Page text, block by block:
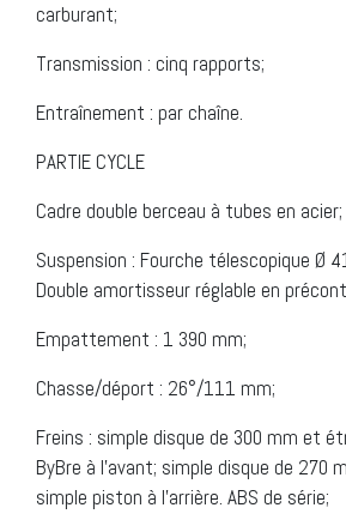
carburant;
Transmission : cinq rapports;
Entraînement : par chaîne.
PARTIE CYCLE
Cadre double berceau à tubes en acier;
Suspension : Fourche télescopique Ø
Double amortisseur réglable en
Empattement : 1 390 mm;
Chasse/déport : 26°/111 mm;
Freins : simple disque de 300 mm et
ByBre à l’avant; simple disque de 270
simple piston à l’arrière. ABS de série;